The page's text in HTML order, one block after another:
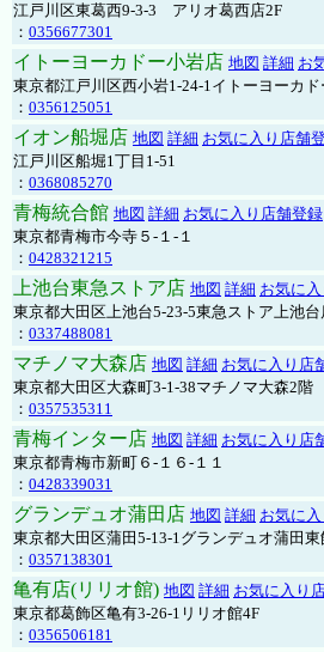
江戸川区東葛西9-3-3 アリオ葛西店2F
： 0356677301
イトーヨーカドー小岩店 地図 詳細 お
東京都江戸川区西小岩1-24-1イトーヨーカ
： 0356125051
イオン船堀店 地図 詳細 お気に入り店舗
江戸川区船堀1丁目1-51
： 0368085270
青梅統合館 地図 詳細 お気に入り店舗登録
東京都青梅市今寺５-１-１
： 0428321215
上池台東急ストア店 地図 詳細 お気に
東京都大田区上池台5-23-5東急ストア上池台
： 0337488081
マチノマ大森店 地図 詳細 お気に入り店
東京都大田区大森町3-1-38マチノマ大森2階
： 0357535311
青梅インター店 地図 詳細 お気に入り店
東京都青梅市新町６-１６-１１
： 0428339031
グランデュオ蒲田店 地図 詳細 お気に
東京都大田区蒲田5-13-1グランデュオ蒲田東
： 0357138301
亀有店(リリオ館) 地図 詳細 お気に入り
東京都葛飾区亀有3-26-1リリオ館4F
： 0356506181